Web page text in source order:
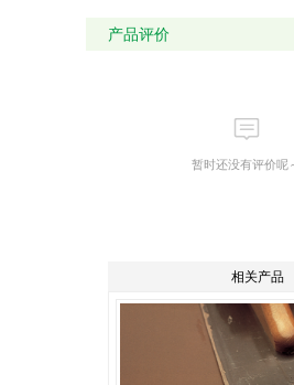
产品评价
暂时还没有评价呢
相关产品